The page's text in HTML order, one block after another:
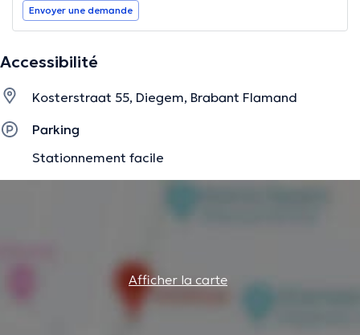
Envoyer une demande
Accessibilité
Kosterstraat 55, Diegem, Brabant Flamand
Parking
Stationnement facile
Afficher la carte